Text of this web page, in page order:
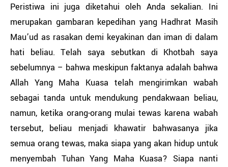
Peristiwa ini juga diketahui oleh Anda sekalian. Ini
merupakan gambaran kepedihan yang Hadhrat Masih
Mau’ud as rasakan demi keyakinan dan iman di dalam
hati beliau. Telah saya sebutkan di Khotbah saya
sebelumnya – bahwa meskipun faktanya adalah bahwa
Allah Yang Maha Kuasa telah mengirimkan wabah
sebagai tanda untuk mendukung pendakwaan beliau,
namun, ketika orang-orang mulai tewas karena wabah
tersebut, beliau menjadi khawatir bahwasanya jika
semua orang tewas, maka siapa yang akan hidup untuk
menyembah Tuhan Yang Maha Kuasa? Siapa nanti